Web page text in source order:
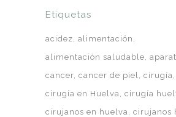
Etiquetas
acidez alimentación
alimentación saludable
cancer cancer de piel cirugía
cirugía en Huelva cirugía
cirujanos en huelva cirujanos